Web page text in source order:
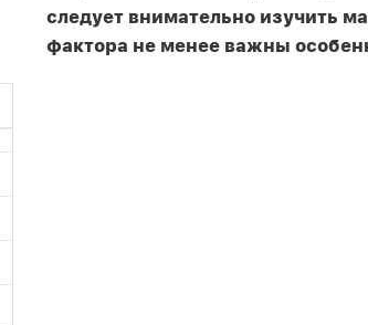
следует внимательно изучить
фактора не менее важны